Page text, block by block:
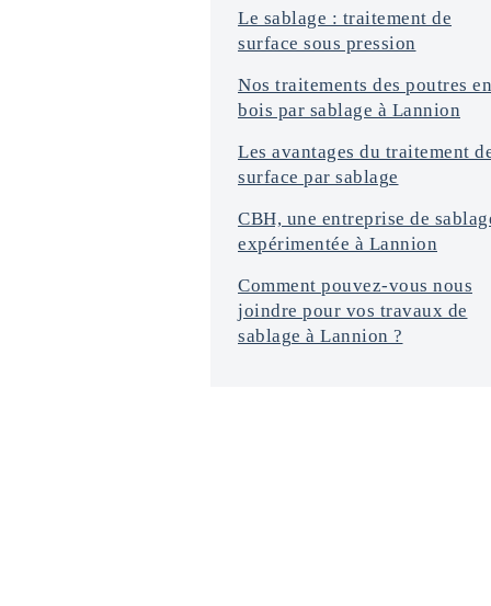
n
s
*
Le sablage : traitement de
surface sous pression
Nos traitements des poutres en
bois par sablage à Lannion
Les avantages du traitement
surface par sablage
CBH, une entreprise de
expérimentée à Lannion
Comment pouvez-vous nous
joindre pour vos travaux de
sablage à Lannion ?